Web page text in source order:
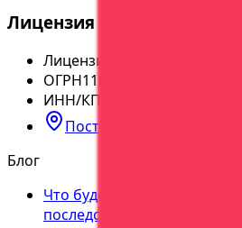
Лицензия и реквизиты
Лицензия
ЛО-36-01-
ОГРН1163668113179
ИНН/КПП
Построить маршрут
Блог
Что будет если выпить
последствия, срыв,